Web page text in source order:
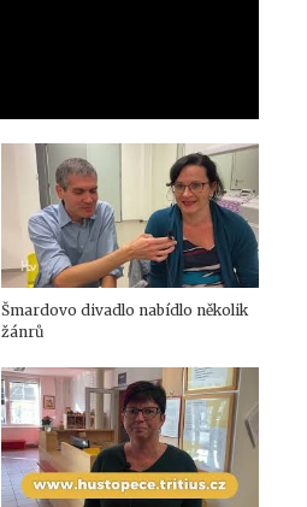
Šmardovo divadlo nabídlo několik
žánrů